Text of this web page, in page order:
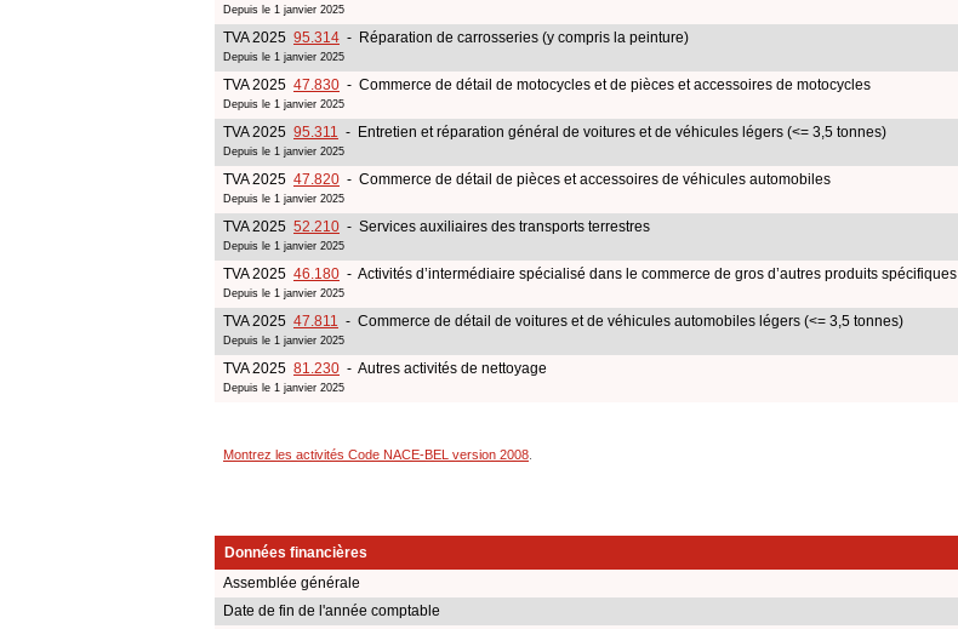
Depuis le 1 janvier 2025
TVA 2025 95.314 - Réparation de carrosseries (y compris la peinture)
Depuis le 1 janvier 2025
TVA 2025 47.830 - Commerce de détail de motocycles et de pièces et accessoires de motocycles
Depuis le 1 janvier 2025
TVA 2025 95.311 - Entretien et réparation général de voitures et de véhicules légers (<= 3,5 tonnes)
Depuis le 1 janvier 2025
TVA 2025 47.820 - Commerce de détail de pièces et accessoires de véhicules automobiles
Depuis le 1 janvier 2025
TVA 2025 52.210 - Services auxiliaires des transports terrestres
Depuis le 1 janvier 2025
TVA 2025 46.180 - Activités d’intermédiaire spécialisé dans le commerce de gros d’autres produits spécifiques
Depuis le 1 janvier 2025
TVA 2025 47.811 - Commerce de détail de voitures et de véhicules automobiles légers (<= 3,5 tonnes)
Depuis le 1 janvier 2025
TVA 2025 81.230 - Autres activités de nettoyage
Depuis le 1 janvier 2025
Montrez les activités Code NACE-BEL version 2008
Données financières
Assemblée générale
Date de fin de l'année comptable